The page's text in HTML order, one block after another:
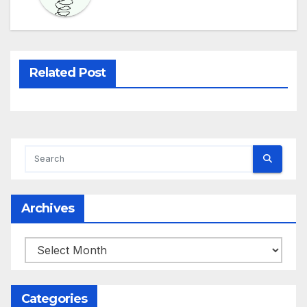
Related Post
Archives
Archives
Categories